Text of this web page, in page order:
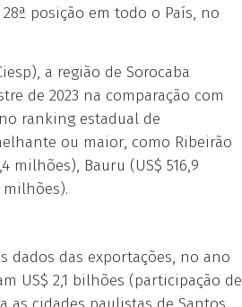
posição em todo o País, no
a região de Sorocaba
de 2023 na comparação com
ranking estadual de
ou maior, como Ribeirão
milhões), Bauru (US$ 516,9
milhões).
dados das exportações, no ano
US$ 2,1 bilhões (participação de